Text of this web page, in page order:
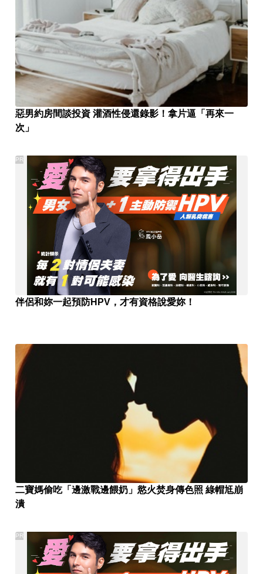
惡男約房間談投資 灌酒性侵還錄影！拿片逼「再來一
次」
伴侶和妳一起預防HPV，才有資格說愛妳！
PR
二寶媽偷吃「邊激戰邊餵奶」慾火焚身傳色照 綠帽尪崩
潰
PR